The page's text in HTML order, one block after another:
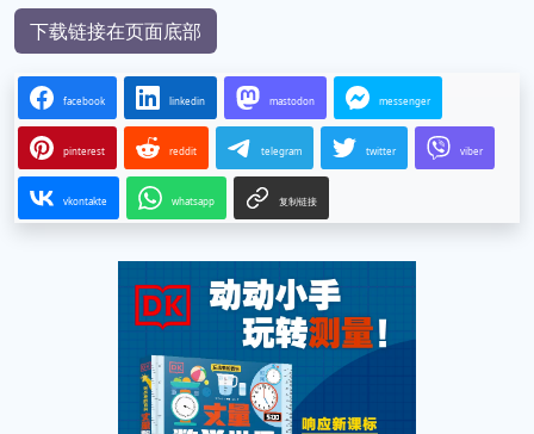
下载链接在页面底部
facebook linkedin mastodon messenger
pinterest reddit telegram twitter viber
vkontakte whatsapp 复制链接